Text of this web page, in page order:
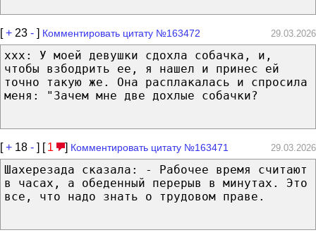
[+ 23 - ] Комментировать цитату №163472 29.03.2026
xxx: У моей девушки сдохла собачка, и,
чтобы взбодрить ее, я нашел и принес ей
точно такую же. Она расплакалась и спросила
меня: "Зачем мне две дохлые собачки?
[+ 18 - ] [ 1 ] Комментировать цитату №163471 29.03.2026
Шахерезада сказала: - Рабочее время считают
в часах, а обеденный перерыв в минутах. Это
все, что надо знать о трудовом праве.